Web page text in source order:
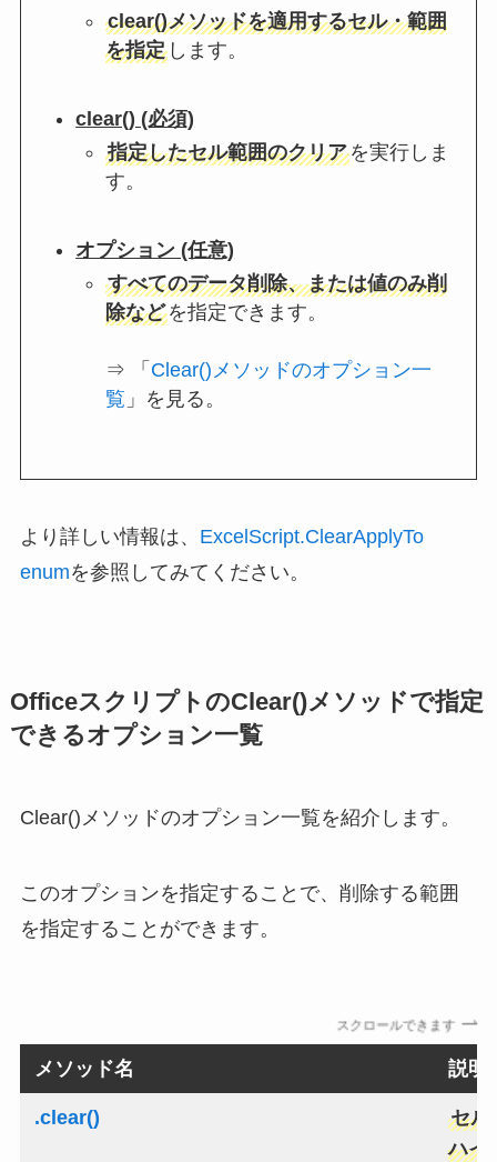
clear()メソッドを適用するセル・範囲
を指定 します。
clear() (必須)
指定したセル範囲のクリアを実行しま
す。
オプション (任意)
すべてのデータ削除、または値のみ削
除などを指定できます。
⇒ 「 Clear()メソッドのオプション一
覧 」を見る。
より詳しい情報は、 ExcelScript.ClearApplyTo
enumを参照してみてください。
OfficeスクリプトのClear()メソッドで指定
できるオプション一覧
Clear()メソッドのオプション一覧を紹介します。
このオプションを指定することで、削除する範囲
を指定することができます。
スクロールできます
メソッド名 説明
.clear()
セル
ハイ